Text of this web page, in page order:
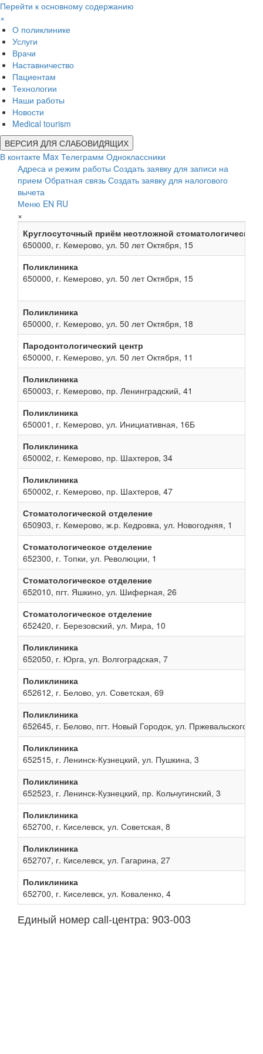
Перейти к основному содержанию
×
О поликлинике
Услуги
Врачи
Наставничество
Пациентам
Технологии
Наши работы
Новости
Medical tourism
ВЕРСИЯ ДЛЯ СЛАБОВИДЯЩИХ
В контакте Max Телеграмм Одноклассники
Адреса и режим работы Создать заявку для записи на
прием Обратная связь Создать заявку для налогового
вычета
Меню EN RU
×
Круглосуточный приём неотложной
650000, г. Кемерово, ул. 50 лет Октября, 15
Поликлиника
650000, г. Кемерово, ул. 50 лет Октября, 15
Поликлиника
650000, г. Кемерово, ул. 50 лет Октября, 18
Пародонтологический центр
650000, г. Кемерово, ул. 50 лет Октября, 11
Поликлиника
650003, г. Кемерово, пр. Ленинградский, 41
Поликлиника
650001, г. Кемерово, ул. Инициативная, 16Б
Поликлиника
650002, г. Кемерово, пр. Шахтеров, 34
Поликлиника
650002, г. Кемерово, пр. Шахтеров, 47
Стоматологической отделение
650903, г. Кемерово, ж.р. Кедровка, ул. Новогодняя, 1
Стоматологическое отделение
652300, г. Топки, ул. Революции, 1
Стоматологическое отделение
652010, пгт. Яшкино, ул. Шиферная, 26
Стоматологическое отделение
652420, г. Березовский, ул. Мира, 10
Поликлиника
652050, г. Юрга, ул. Волгоградская, 7
Поликлиника
652612, г. Белово, ул. Советская, 69
Поликлиника
652645, г. Белово, пгт. Новый Городок, ул. Пржевальского, 13
Поликлиника
652515, г. Ленинск-Кузнецкий, ул. Пушкина, 3
Поликлиника
652523, г. Ленинск-Кузнецкий, пр. Кольчугинский, 3
Поликлиника
652700, г. Киселевск, ул. Советская, 8
Поликлиника
652707, г. Киселевск, ул. Гагарина, 27
Поликлиника
652700, г. Киселевск, ул. Коваленко, 4
Единый номер сall-центра: 903-003